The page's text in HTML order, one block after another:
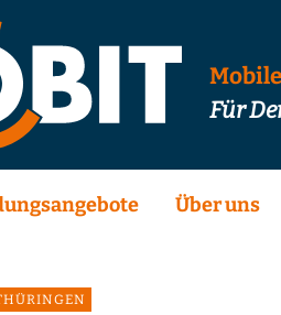
Für
Über uns